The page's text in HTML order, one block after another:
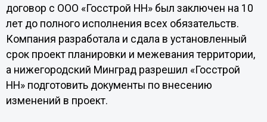
договор с ООО «Госстрой НН» был заключен на 10
лет до полного исполнения всех обязательств.
Компания разработала и сдала в установленный
срок проект планировки и межевания территории,
а нижегородский Минград разрешил «Госстрой
НН» подготовить документы по внесению
изменений в проект.